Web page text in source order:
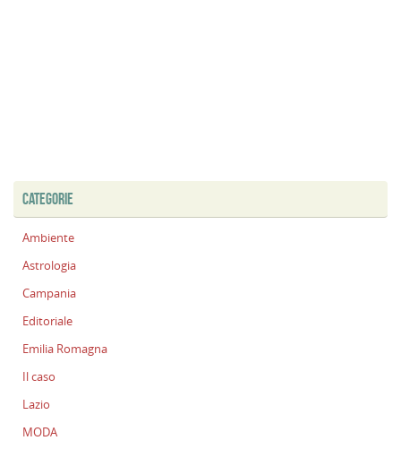
CATEGORIE
Ambiente
Astrologia
Campania
Editoriale
Emilia Romagna
Il caso
Lazio
MODA